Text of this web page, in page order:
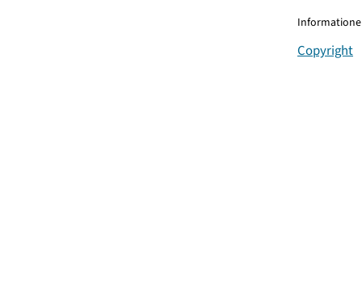
Copyright